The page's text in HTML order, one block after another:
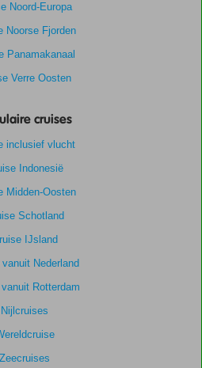
Noord-Europa
Noorse Fjorden
Panamakanaal
Verre Oosten
cruises
inclusief vlucht
Indonesië
Midden-Oosten
Schotland
IJsland
Nederland
Rotterdam
Nijlcruises
Zeecruises